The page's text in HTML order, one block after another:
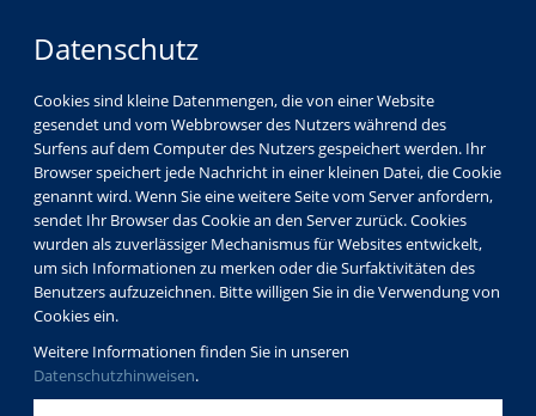
Datenschutz
Cookies sind kleine Datenmengen, die von einer Website
gesendet und vom Webbrowser des Nutzers während des
Surfens auf dem Computer des Nutzers gespeichert werden. Ihr
Browser speichert jede Nachricht in einer kleinen Datei, die Cookie
genannt wird. Wenn Sie eine weitere Seite vom Server anfordern,
sendet Ihr Browser das Cookie an den Server zurück. Cookies
wurden als zuverlässiger Mechanismus für Websites entwickelt,
um sich Informationen zu merken oder die Surfaktivitäten des
Benutzers aufzuzeichnen. Bitte willigen Sie in die Verwendung von
Cookies ein.
Weitere Informationen finden Sie in unseren
Datenschutzhinweisen.